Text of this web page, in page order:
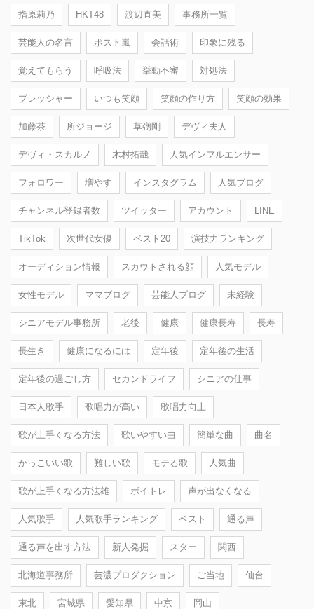
指原莉乃 HKT48 渡辺直美 事務所一覧
芸能人の名言 ポスト嵐 会話術 印象に残る
覚えてもらう 呼吸法 挙動不審 対処法
プレッシャー いつも笑顔 笑顔の作り方 笑顔の効果
加藤茶 所ジョージ 草彅剛 デヴィ夫人
デヴィ・スカルノ 木村拓哉 人気インフルエンサー
フォロワー 増やす インスタグラム 人気ブログ
チャンネル登録者数 ツイッター アカウント LINE
TikTok 次世代女優 ベスト20 演技力ランキング
オーディション情報 スカウトされる顔 人気モデル
女性モデル ママブログ 芸能人ブログ 未経験
シニアモデル事務所 老後 健康 健康長寿 長寿
長生き 健康になるには 定年後 定年後の生活
定年後の過ごし方 セカンドライフ シニアの仕事
日本人歌手 歌唱力が高い 歌唱力向上
歌が上手くなる方法 歌いやすい曲 簡単な曲 曲名
かっこいい歌 難しい歌 モテる歌 人気曲
歌が上手くなる方法雄 ボイトレ 声が出なくなる
人気歌手 人気歌手ランキング ベスト 通る声
通る声を出す方法 新人発掘 スター 関西
北海道事務所 芸濃プロダクション ご当地 仙台
東北 宮城県 愛知県 中京 岡山